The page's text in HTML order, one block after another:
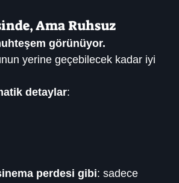
Ama Ruhsuz
görünüyor.
yerine geçebilecek kadar iyi
detaylar:
perdesi gibi: sadece